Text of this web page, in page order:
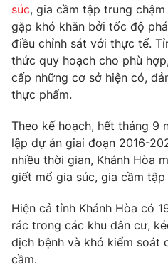
Thị trường
Góc doanh nghiệp
Truyền hình
Phim VTV
Hậu trường
Nhân vật
Khán giả
Giải sao mai
Giải trí
Điện ảnh
Âm nhạc
Sao
Du lịch
Làm đẹp
Chất lượng cuộc sống
Giáo dục
Tuyển sinh
Học trực tuyến
Hitech Công nghệ tương lai
Sản phẩm
Giao lưu trực tuyến
súc, gia cầm tập trung
gặp khó khăn bởi tốc độ
điều chỉnh sát với thực tế.
thức quy hoạch cho phù
cấp những cơ sở hiện có,
thực phẩm.
Theo kế hoạch, hết tháng 9
lập dự án giai đoạn 2016-
nhiều thời gian, Khánh Hòa
giết mổ gia súc, gia cầm tập
Hiện cả tỉnh Khánh Hòa có
rác trong các khu dân cư,
dịch bệnh và khó kiểm soát
cầm.